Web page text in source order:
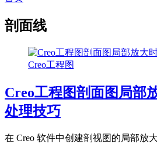
剖面线
Creo工程图
Creo工程图剖面图局部
处理技巧
在 Creo 软件中创建剖视图的局部放